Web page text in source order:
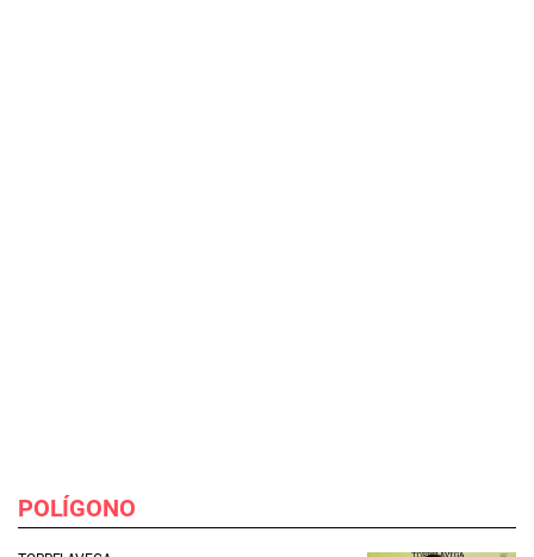
POLÍGONO